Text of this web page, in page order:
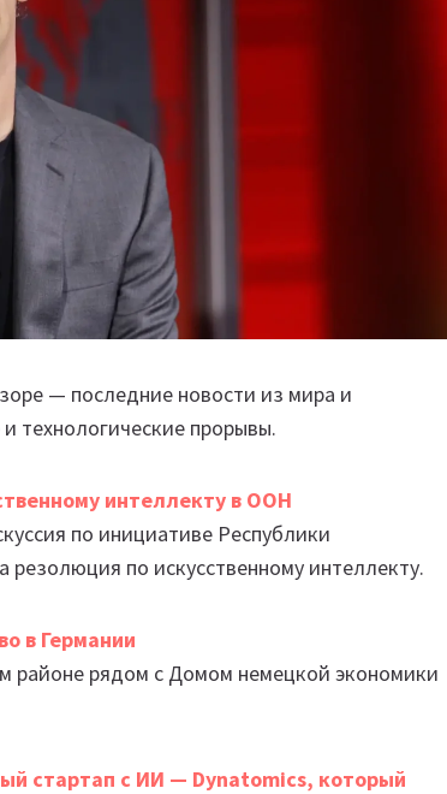
— последние новости из мира и
технологические прорывы.
интеллекту в ООН
по инициативе Республики
по искусственному интеллекту.
в Германии
районе рядом с Домом немецкой экономики
стартап с ИИ — Dynatomics, который